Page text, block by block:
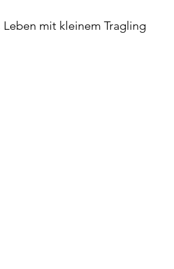
mit kleinem Tragling